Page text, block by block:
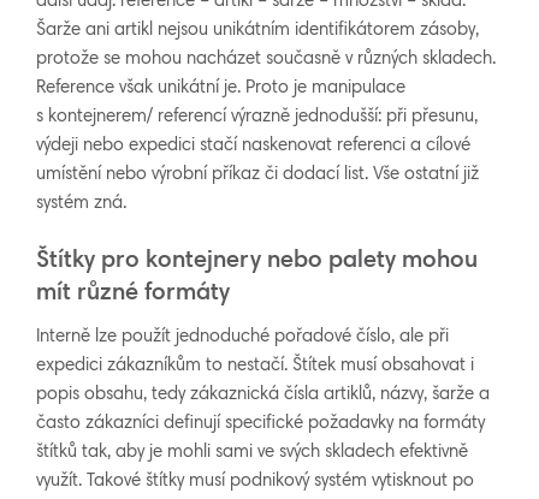
Šarže ani artikl nejsou unikátním identifikátorem zásoby,
protože se mohou nacházet současně v různých skladech.
Reference však unikátní je. Proto je manipulace
s kontejnerem/ referencí výrazně jednodušší: při přesunu,
výdeji nebo expedici stačí naskenovat referenci a cílové
umístění nebo výrobní příkaz či dodací list. Vše ostatní již
systém zná.
Štítky pro kontejnery nebo palety mohou
mít různé formáty
Interně lze použít jednoduché pořadové číslo, ale při
expedici zákazníkům to nestačí. Štítek musí obsahovat i
popis obsahu, tedy zákaznická čísla artiklů, názvy, šarže a
často zákazníci definují specifické požadavky na formáty
štítků tak, aby je mohli sami ve svých skladech efektivně
využít. Takové štítky musí podnikový systém vytisknout po